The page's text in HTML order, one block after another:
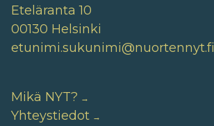
Eteläranta 10
00130 Helsinki
etunimi.sukunimi@nuortennyt.fi
Mikä NYT?
Yhteystiedot